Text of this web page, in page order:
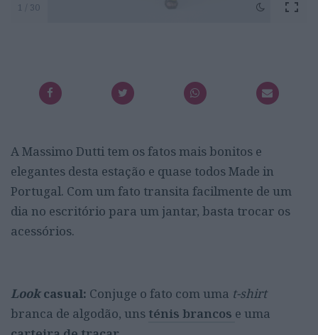
1 / 30
A Massimo Dutti tem os fatos mais bonitos e
elegantes desta estação e quase todos Made in
Portugal. Com um fato transita facilmente de um
dia no escritório para um jantar, basta trocar os
acessórios.
Lookcasual: Conjuge o fato com uma t-shirt
branca de algodão, uns ténis brancos e uma